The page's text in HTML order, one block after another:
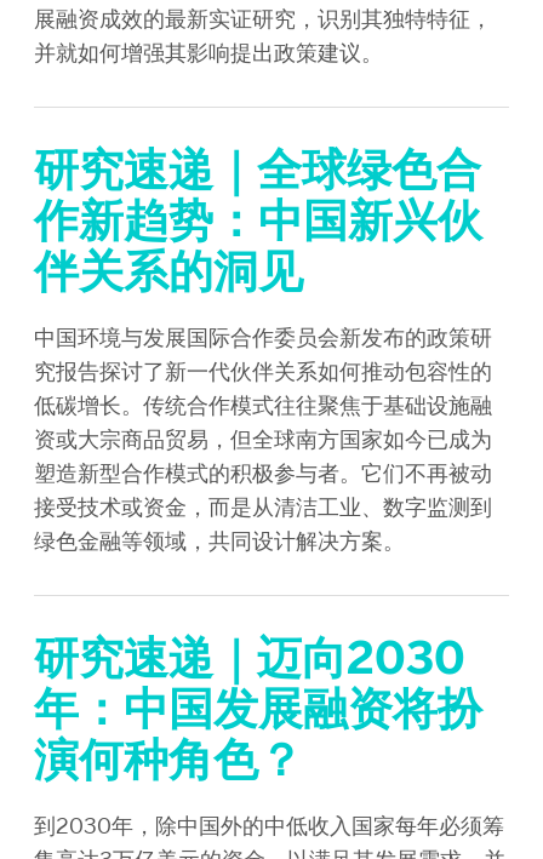
展融资成效的最新实证研究，识别其独特特征，
并就如何增强其影响提出政策建议。
研究速递｜全球绿色合
作新趋势：中国新兴伙
伴关系的洞见
中国环境与发展国际合作委员会新发布的政策研
究报告探讨了新一代伙伴关系如何推动包容性的
低碳增长。传统合作模式往往聚焦于基础设施融
资或大宗商品贸易，但全球南方国家如今已成为
塑造新型合作模式的积极参与者。它们不再被动
接受技术或资金，而是从清洁工业、数字监测到
绿色金融等领域，共同设计解决方案。
研究速递｜迈向2030
年：中国发展融资将扮
演何种角色？
到2030年，除中国外的中低收入国家每年必须筹